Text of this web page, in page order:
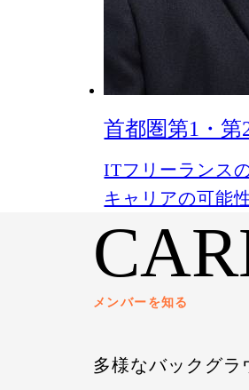
首都圏第1・第
ITフリーランス
キャリアの可能
メンバーを知る
多様なバックグラ